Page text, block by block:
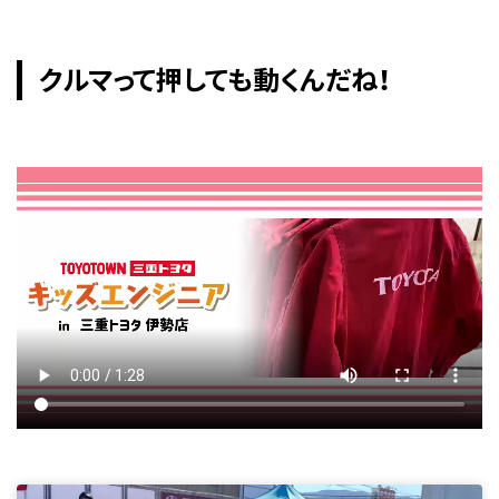
クルマって押しても動くんだね！